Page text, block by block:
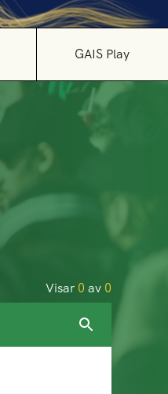
GAIS Play
Visar 0 av 0